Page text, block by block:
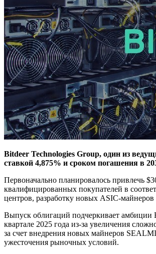
Bitdeer Technologies Group, один из
ставкой 4,875% и сроком погашения в
Первоначально планировалось привлечь
квалифицированных покупателей в
центров, разработку новых ASIC-
Выпуск облигаций подчеркивает амбиции
квартале 2025 года из-за увеличения
за счет внедрения новых майнеров
ужесточения рыночных условий.